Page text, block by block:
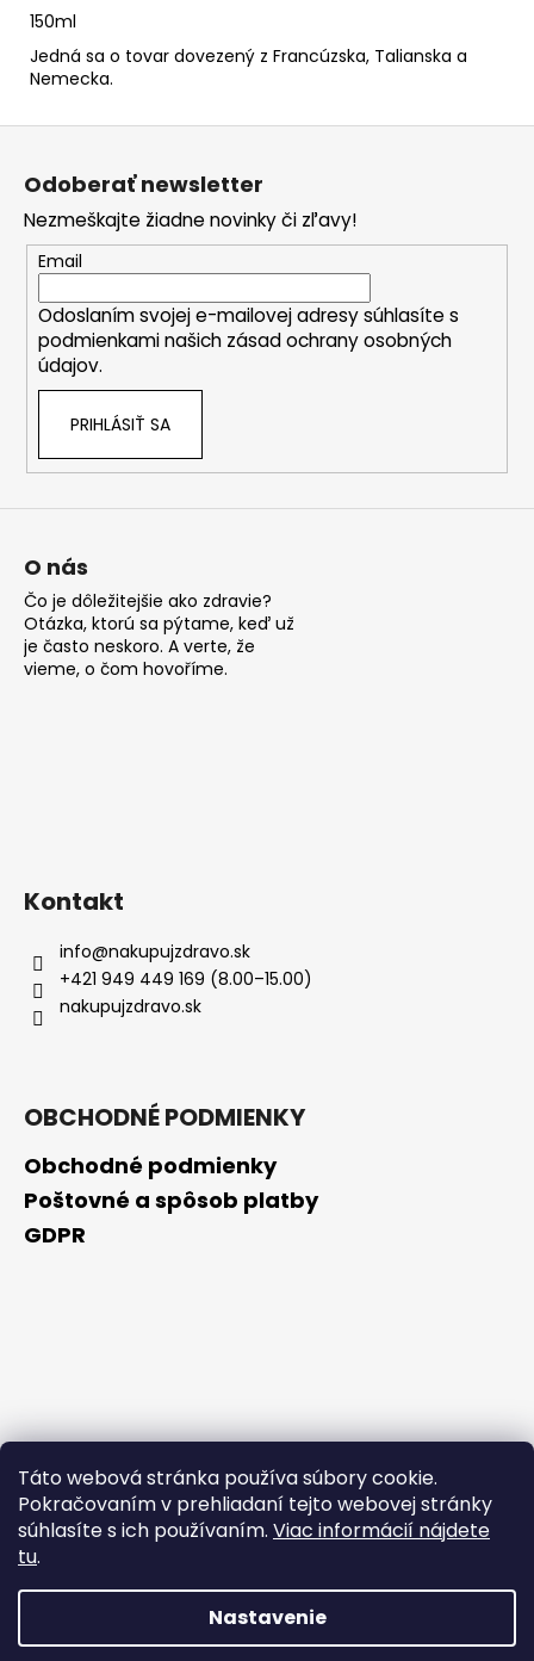
Táto webová stránka používa súbory cookie.
Pokračovaním v prehliadaní tejto webovej stránky
súhlasíte s ich používaním. Viac informácií nájdete
tu.
Nastavenie
150ml
Jedná sa o tovar dovezený z Francúzska, Talianska a
Nemecka.
Z
Odoberať newsletter
Nezmeškajte žiadne novinky či zľavy!
Email
Odoslaním svojej e-mailovej adresy súhlasíte s
podmienkami našich zásad ochrany osobných
údajov.
PRIHLÁSIŤ SA
O nás
Čo je dôležitejšie ako zdravie?
Otázka, ktorú sa pýtame, keď už
je často neskoro. A verte, že
vieme, o čom hovoříme.
Kontakt
info@nakupujzdravo.sk
+421 949 449 169 (8.00–15.00)
nakupujzdravo.sk
OBCHODNÉ PODMIENKY
Obchodné podmienky
Poštovné a spôsob platby
GDPR